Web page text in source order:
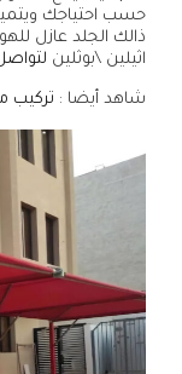
حسب احتياجك
اثيلين \بوثلين
شاهد أيضا : تركيب